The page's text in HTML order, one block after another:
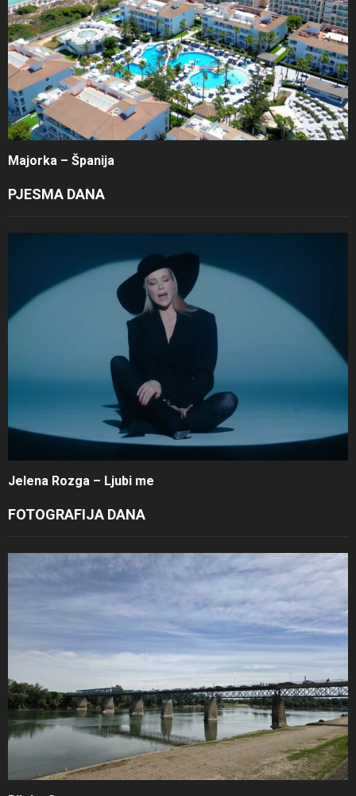
Majorka – Španija
PJESMA DANA
Jelena Rozga – Ljubi me
FOTOGRAFIJA DANA